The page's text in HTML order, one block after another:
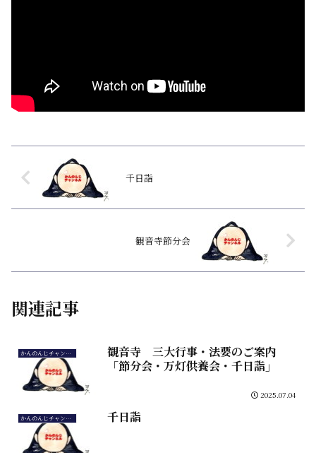
千日詣
観音寺節分会
関連記事
かんのんじチャンネル
観音寺 三大行事・法要のご案内
「節分会・万灯供養会・千日詣」
2025.07.04
かんのんじチャンネル 千日詣